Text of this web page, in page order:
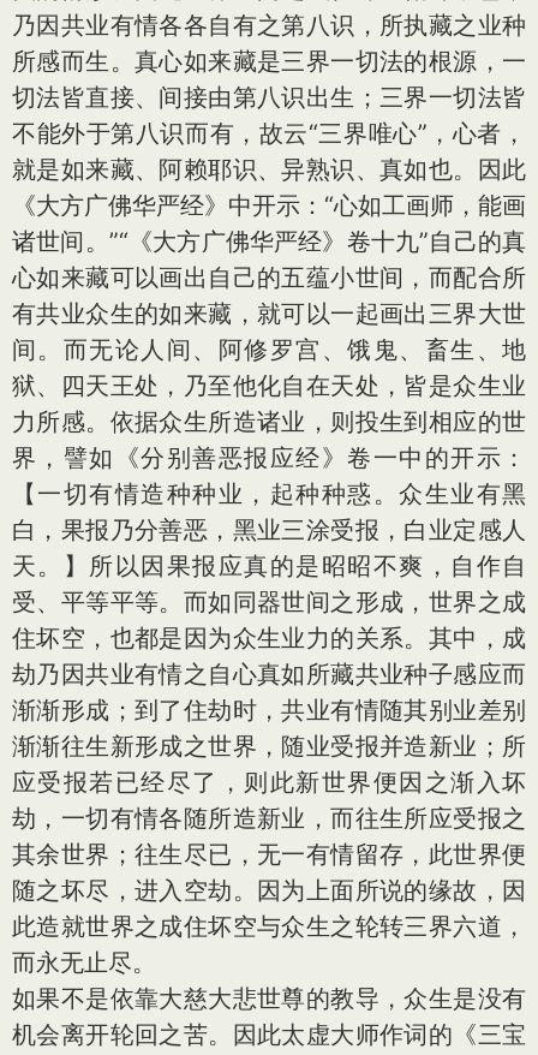
乃因共业有情各各自有之第八识，所执藏之业种
所感而生。真心如来藏是三界一切法的根源，一
切法皆直接、间接由第八识出生；三界一切法皆
不能外于第八识而有，故云“三界唯心”，心者，
就是如来藏、阿赖耶识、异熟识、真如也。因此
《大方广佛华严经》中开示：“心如工画师，能画
诸世间。”“《大方广佛华严经》卷十九”自己的真
心如来藏可以画出自己的五蕴小世间，而配合所
有共业众生的如来藏，就可以一起画出三界大世
间。而无论人间、阿修罗宫、饿鬼、畜生、地
狱、四天王处，乃至他化自在天处，皆是众生业
力所感。依据众生所造诸业，则投生到相应的世
界，譬如《分别善恶报应经》卷一中的开示：
【一切有情造种种业，起种种惑。众生业有黑
白，果报乃分善恶，黑业三涂受报，白业定感人
天。】所以因果报应真的是昭昭不爽，自作自
受、平等平等。而如同器世间之形成，世界之成
住坏空，也都是因为众生业力的关系。其中，成
劫乃因共业有情之自心真如所藏共业种子感应而
渐渐形成；到了住劫时，共业有情随其别业差别
渐渐往生新形成之世界，随业受报并造新业；所
应受报若已经尽了，则此新世界便因之渐入坏
劫，一切有情各随所造新业，而往生所应受报之
其余世界；往生尽已，无一有情留存，此世界便
随之坏尽，进入空劫。因为上面所说的缘故，因
此造就世界之成住坏空与众生之轮转三界六道，
而永无止尽。
如果不是依靠大慈大悲世尊的教导，众生是没有
机会离开轮回之苦。因此太虚大师作词的《三宝